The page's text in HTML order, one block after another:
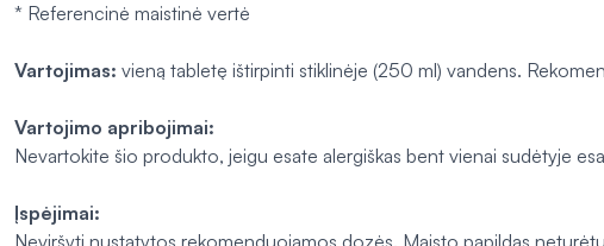
* Referencinė maistinė vertė
Vartojimas: vieną tabletę ištirpinti stiklinėje (250 ml) vandens.
Vartojimo apribojimai:
Nevartokite šio produkto, jeigu esate alergiškas bent vienai sudėtyje
Įspėjimai: